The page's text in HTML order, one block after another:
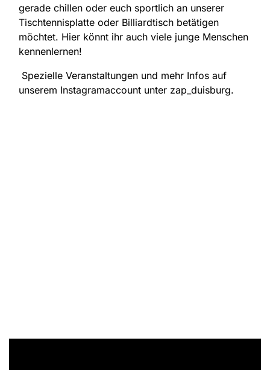
gerade chillen oder euch sportlich an unserer
Tischtennisplatte oder Billiardtisch betätigen
möchtet. Hier könnt ihr auch viele junge Menschen
kennenlernen!
Spezielle Veranstaltungen und mehr Infos auf
unserem Instagramaccount unter zap_duisburg.